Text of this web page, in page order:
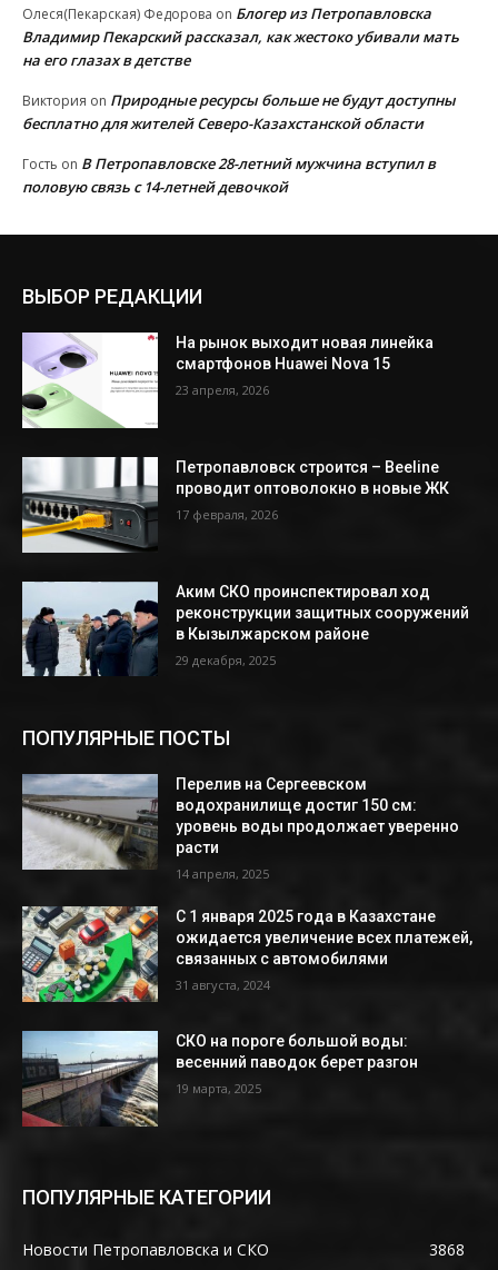
Олеся(Пекарская) Федорова on Блогер из Петропавловска
Владимир Пекарский рассказал, как жестоко убивали мать
на его глазах в детстве
Виктория on Природные ресурсы больше не будут доступны
бесплатно для жителей Северо-Казахстанской области
Гость on В Петропавловске 28-летний мужчина вступил в
половую связь с 14-летней девочкой
ВЫБОР РЕДАКЦИИ
На рынок выходит новая линейка
смартфонов Huawei Nova 15
23 апреля, 2026
Петропавловск строится – Beeline
проводит оптоволокно в новые ЖК
17 февраля, 2026
Аким СКО проинспектировал ход
реконструкции защитных сооружений
в Кызылжарском районе
29 декабря, 2025
ПОПУЛЯРНЫЕ ПОСТЫ
Перелив на Сергеевском
водохранилище достиг 150 см:
уровень воды продолжает уверенно
расти
14 апреля, 2025
С 1 января 2025 года в Казахстане
ожидается увеличение всех платежей,
связанных с автомобилями
31 августа, 2024
СКО на пороге большой воды:
весенний паводок берет разгон
19 марта, 2025
ПОПУЛЯРНЫЕ КАТЕГОРИИ
Новости Петропавловска и СКО
3868